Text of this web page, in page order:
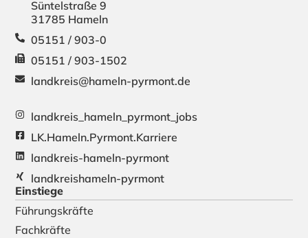
Süntelstraße 9
31785 Hameln
05151 / 903-0
05151 / 903-1502
landkreis@hameln-pyrmont.de
landkreis_hameln_pyrmont_jobs
LK.Hameln.Pyrmont.Karriere
landkreis-hameln-pyrmont
landkreishameln-pyrmont
Einstiege
Führungskräfte
Fachkräfte